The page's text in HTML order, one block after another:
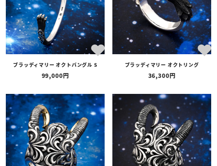
ブラッディマリー オクトバングル S
99,000
ブラッディマリー オクトリング
36,300